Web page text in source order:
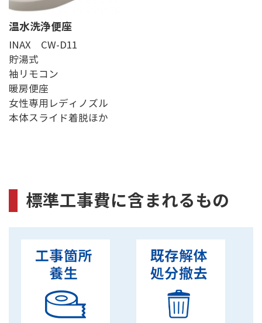
温水洗浄便座
INAX CW-D11
貯湯式
袖リモコン
暖房便座
女性専用レディノズル
本体スライド着脱ほか
標準工事費に含まれるもの